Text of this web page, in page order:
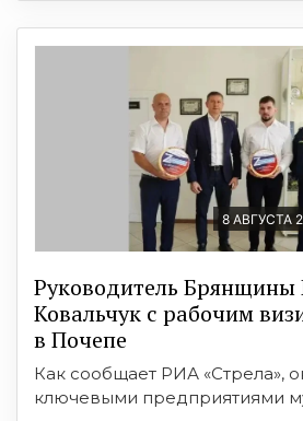
8 АВГУСТА
Руководитель Брянщины
Ковальчук с рабочим
в Почепе
Как сообщает РИА «Стрела»,
ключевыми предприятиями